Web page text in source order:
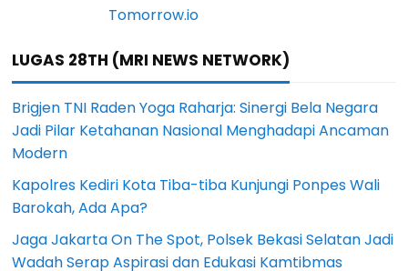
LUGAS 28TH (MRI NEWS NETWORK)
Brigjen TNI Raden Yoga Raharja: Sinergi Bela Negara
Jadi Pilar Ketahanan Nasional Menghadapi Ancaman
Modern
Kapolres Kediri Kota Tiba-tiba Kunjungi Ponpes Wali
Barokah, Ada Apa?
Jaga Jakarta On The Spot, Polsek Bekasi Selatan Jadi
Wadah Serap Aspirasi dan Edukasi Kamtibmas